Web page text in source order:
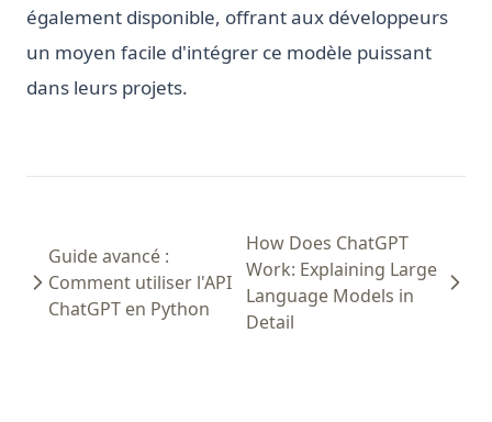
également disponible, offrant aux développeurs
un moyen facile d'intégrer ce modèle puissant
dans leurs projets.
Guide avancé :
Comment utiliser l'API
ChatGPT en Python
How Does ChatGPT
Work: Explaining Large
Language Models in
Detail